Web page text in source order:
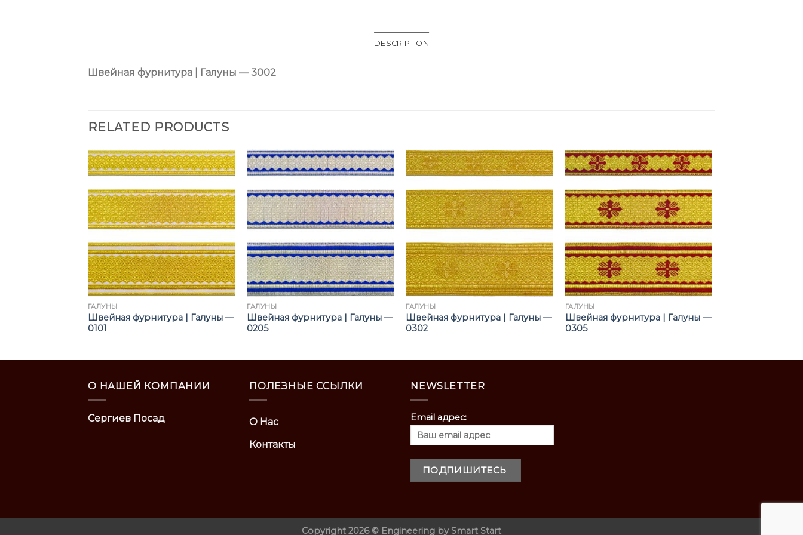
DESCRIPTION
Швейная фурнитура | Галуны — 3002
RELATED PRODUCTS
ГАЛУНЫ
Швейная фурнитура | Галуны —
0101
ГАЛУНЫ
Швейная фурнитура | Галуны —
0205
ГАЛУНЫ
Швейная фурнитура | Галуны —
0302
ГАЛУНЫ
Швейная фурнитура | Галуны —
0305
О НАШЕЙ КОМПАНИИ
Сергиев Посад
ПОЛЕЗНЫЕ ССЫЛКИ
О Нас
Контакты
NEWSLETTER
Email адрес:
Copyright 2026 © Engineering by Smart Start